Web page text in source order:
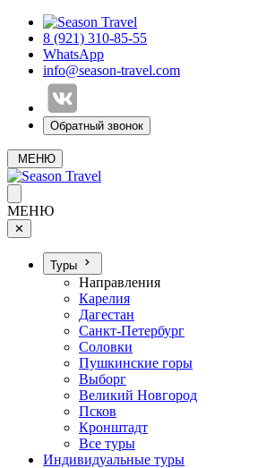
8 (921) 310-85-55
WhatsApp
info@season-travel.com
Обратный звонок
МЕНЮ
МЕНЮ
✕
Туры
Направления
Карелия
Дагестан
Санкт-Петербург
Соловки
Пушкинские горы
Выборг
Великий Новгород
Псков
Кронштадт
Все туры
Индивидуальные туры